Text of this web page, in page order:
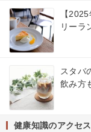
【
リーラ
スタバ
飲み方
健康知識のアクセ